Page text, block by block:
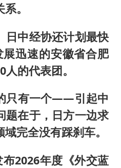
。
日中经协还计划最快
迅速的安徽省合肥
的代表团。
只有一个——引起中
题在于，日方一边求
完全没有踩刹车。
布2026年度《外交蓝